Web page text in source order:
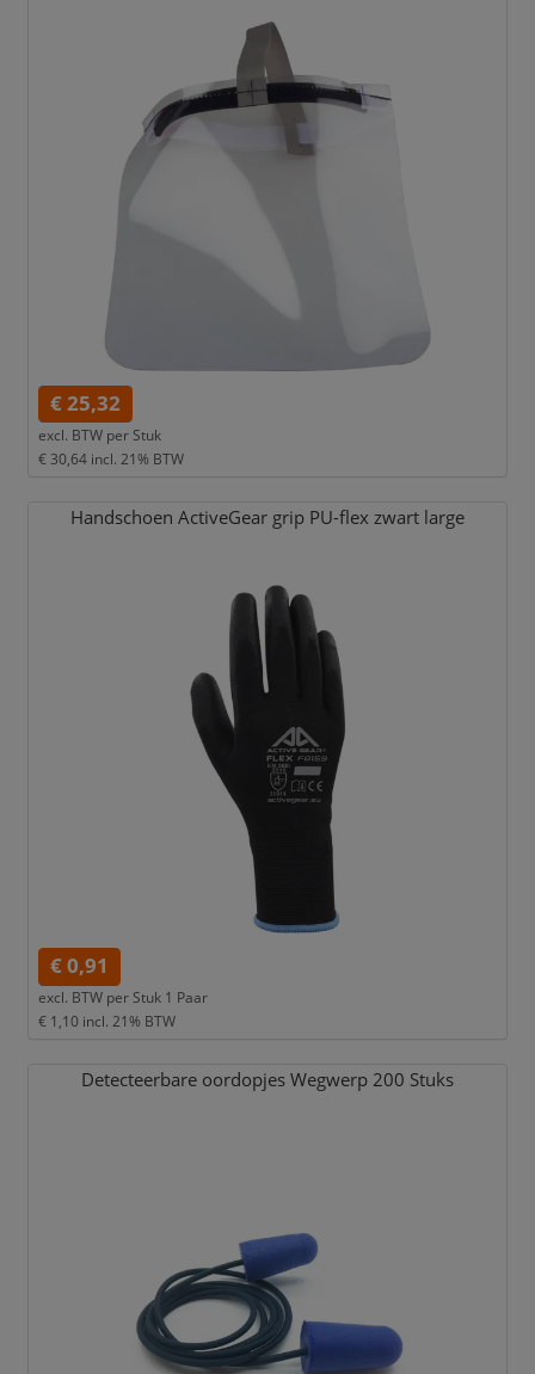
€ 25,32
excl. BTW per Stuk
€ 30,64 incl. 21% BTW
Handschoen ActiveGear grip PU-flex zwart large
€ 0,91
excl. BTW per Stuk 1 Paar
€ 1,10 incl. 21% BTW
Detecteerbare oordopjes Wegwerp 200 Stuks